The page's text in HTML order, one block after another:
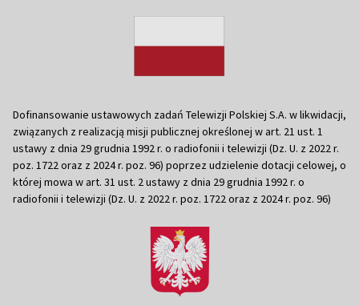
Dofinansowanie ustawowych zadań Telewizji Polskiej S.A. w likwidacji,
związanych z realizacją misji publicznej określonej w art. 21 ust. 1
ustawy z dnia 29 grudnia 1992 r. o radiofonii i telewizji (Dz. U. z 2022 r.
poz. 1722 oraz z 2024 r. poz. 96) poprzez udzielenie dotacji celowej, o
której mowa w art. 31 ust. 2 ustawy z dnia 29 grudnia 1992 r. o
radiofonii i telewizji (Dz. U. z 2022 r. poz. 1722 oraz z 2024 r. poz. 96)